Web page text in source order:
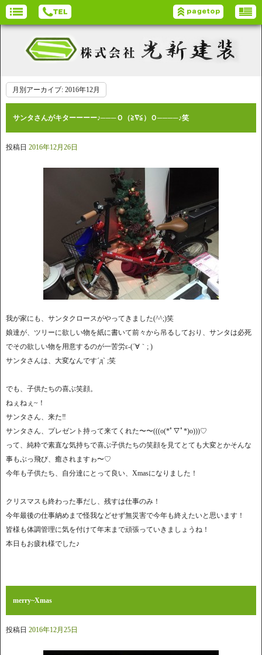
月別アーカイブ: 2016年12月
サンタさんがキターーーー♪───Ｏ（≧∇≦）Ｏ────♪笑
投稿日 2016年12月26日
我が家にも、サンタクロースがやってきました(^^;)笑
娘達が、ツリーに欲しい物を紙に書いて前々から吊るしており、サンタは必死
でその欲しい物を用意するのが一苦労ε-(´∀｀; )
サンタさんは、大変なんです´д` ;笑
でも、子供たちの喜ぶ笑顔。
ねぇねぇ~！
サンタさん、来た‼️
サンタさん、プレゼント持って来てくれた〜〜(((o(*ﾟ▽ﾟ*)o)))♡
って、純粋で素直な気持ちで喜ぶ子供たちの笑顔を見てとても大変とかそんな
事もぶっ飛び、癒されますゎ〜♡
今年も子供たち、自分達にとって良い、Xmasになりました！
クリスマスも終わった事だし、残すは仕事のみ！
今年最後の仕事納めまで怪我などせず無災害で今年も終えたいと思います！
皆様も体調管理に気を付けて年末まで頑張っていきましょうね！
本日もお疲れ様でした♪
merry~Xmas
投稿日 2016年12月25日